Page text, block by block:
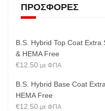
ΠΡΟΣΦΟΡΈΣ
B.S. Hybrid Top Coat
& HEMA Free
€12.50 με ΦΠΑ
B.S. Hybrid Base Coat
HEMA Free
€12.50 με ΦΠΑ